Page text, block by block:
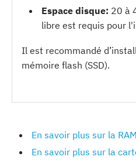
Espace disque: 20 à
libre est requis pour
Il est recommandé
mémoire flash (SSD).
En savoir plus sur la RAM
En savoir plus sur la